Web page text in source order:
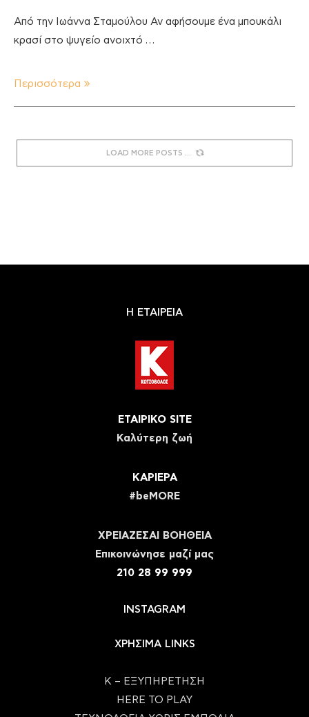
Από την Ιωάννα Σταμούλου Αν αφήσουμε ένα μπουκάλι
κρασί στο ψυγείο ανοιχτό …
Περισσότερα
LOAD MORE POSTS
Η ΕΤΑΙΡΕΙΑ
ΕΤΑΙΡΙΚΟ SITE
Καλύτερη ζωή
ΚΑΡΙΕΡΑ
#beMORE
ΧΡΕΙΑΖΕΣΑΙ ΒΟΗΘΕΙΑ
Eπικοινώνησε μαζί μας
210 28 99 999
INSTAGRAM
ΧΡΗΣΙΜΑ LINKS
Κ – ΕΞΥΠΗΡΕΤΗΣΗ
HERE TO PLAY